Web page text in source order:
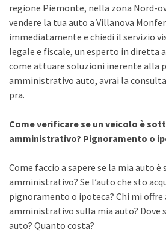
regione Piemonte, nella zona Nord-
vendere la tua auto a Villanova
immediatamente e chiedi il servizio
legale e fiscale, un esperto in diretta
come attuare soluzioni inerente alla
amministrativo auto, avrai la
pra.
Come verificare se un veicolo è
amministrativo? Pignoramento o
Come faccio a sapere se la mia auto
amministrativo? Se l’auto che sto
pignoramento o ipoteca? Chi mi
amministrativo sulla mia auto? Dove
auto? Quanto costa?